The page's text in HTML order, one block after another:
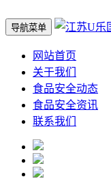
导航菜单
网站首页
关于我们
食品安全动态
食品安全资讯
联系我们